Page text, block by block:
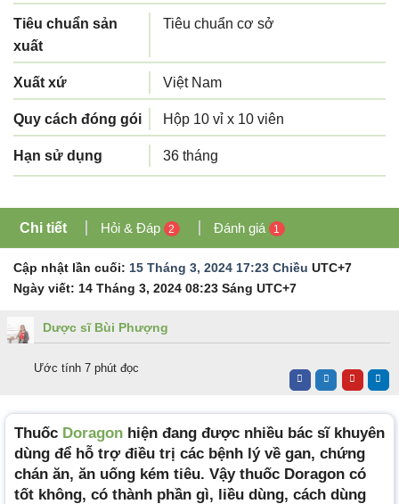
Tiêu chuẩn sản
xuất
Tiêu chuẩn cơ sở
Xuất xứ Việt Nam
Quy cách đóng gói Hộp 10 vỉ x 10 viên
Hạn sử dụng 36 tháng
Chi tiết Hỏi & Đáp 2 Đánh giá 1
Cập nhật lần cuối: 15 Tháng 3, 2024 17:23 Chiều UTC+7
Ngày viết: 14 Tháng 3, 2024 08:23 Sáng UTC+7
Dược sĩ Bùi Phượng
Ước tính 7 phút đọc
Thuốc Doragon hiện đang được nhiều bác sĩ khuyên
dùng để hỗ trợ điều trị các bệnh lý về gan, chứng
chán ăn, ăn uống kém tiêu. Vậy thuốc Doragon có
tốt không, có thành phần gì, liều dùng, cách dùng